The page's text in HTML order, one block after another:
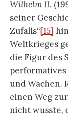
Vernunft oder
la razón
könnte der
produzieren.
also ein
von Katzen,
produzierte,
eine Rettung
Zugleich